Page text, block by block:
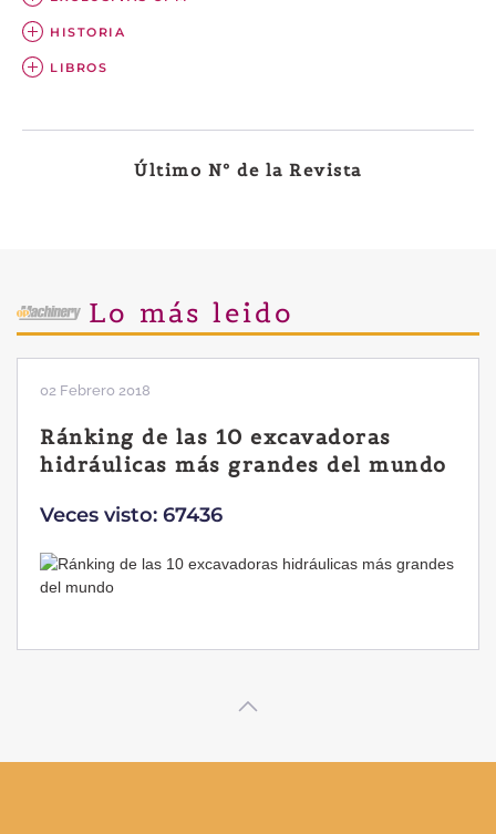
HISTORIA
LIBROS
Último Nº de la Revista
Lo más leido
02 Febrero 2018
Ránking de las 10 excavadoras
hidráulicas más grandes del mundo
Veces visto: 67436